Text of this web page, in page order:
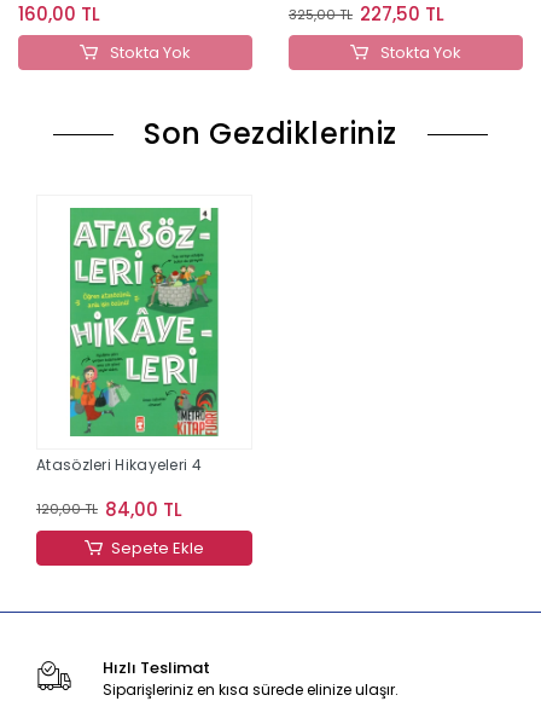
160,00 TL
Stokta Yok
325,00 TL 227,50 TL
Stokta Yok
Son Gezdikleriniz
Atasözleri Hikayeleri 4
120,00 TL 84,00 TL
Sepete Ekle
Hızlı Teslimat
Siparişleriniz en kısa sürede elinize ulaşır.